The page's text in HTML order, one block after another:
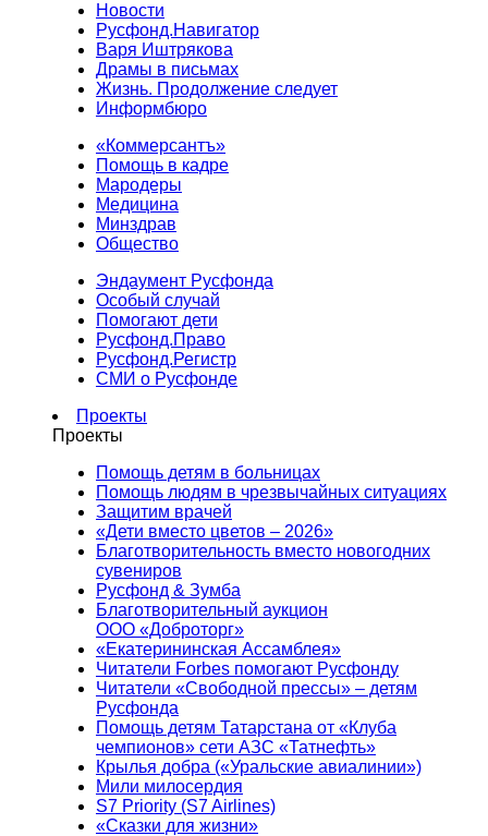
Новости
Русфонд.Навигатор
Варя Иштрякова
Драмы в письмах
Жизнь. Продолжение следует
Информбюро
«Коммерсантъ»
Помощь в кадре
Мародеры
Медицина
Минздрав
Общество
Эндаумент Русфонда
Особый случай
Помогают дети
Русфонд.Право
Русфонд.Регистр
СМИ о Русфонде
Проекты
Проекты
Помощь детям в больницах
Помощь людям в чрезвычайных ситуациях
Защитим врачей
«Дети вместо цветов – 2026»
Благотворительность вместо новогодних
сувениров
Русфонд & Зумба
Благотворительный аукцион
ООО «Доброторг»
«Екатерининская Ассамблея»
Читатели Forbes помогают Русфонду
Читатели «Свободной прессы» – детям
Русфонда
Помощь детям Татарстана от «Клуба
чемпионов» сети АЗС «Татнефть»
Крылья добра («Уральские авиалинии»)
Мили милосердия
S7 Priority (S7 Airlines)
«Сказки для жизни»